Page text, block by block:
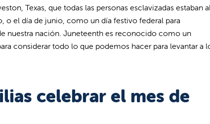
Texas, que todas las personas esclavizadas estaban
o el día de junio, como un día festivo federal para
nuestra nación. Juneteenth es reconocido como un
considerar todo lo que podemos hacer para levantar a
celebrar el mes de